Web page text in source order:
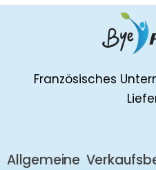
Französisches
Allgemeine